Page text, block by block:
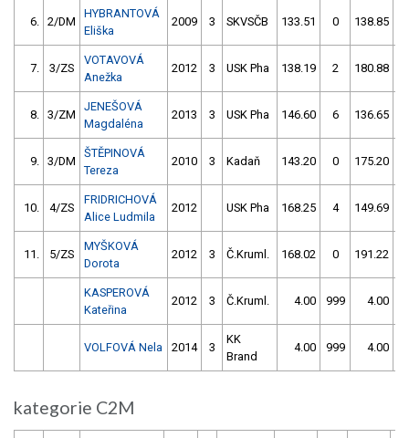
6. 2/DM
HYBRANTOVÁ
Eliška
2009 3 SKVSČB 133.51 0 138.85
7. 3/ZS
VOTAVOVÁ
Anežka
2012 3 USK Pha 138.19 2 180.88
8. 3/ZM
JENEŠOVÁ
Magdaléna
2013 3 USK Pha 146.60 6 136.65
9. 3/DM
ŠTĚPINOVÁ
Tereza
2010 3 Kadaň 143.20 0 175.20
10. 4/ZS
FRIDRICHOVÁ
Alice Ludmila
2012 USK Pha 168.25 4 149.69
11. 5/ZS
MYŠKOVÁ
Dorota
2012 3 Č.Kruml. 168.02 0 191.22
KASPEROVÁ
Kateřina
2012 3 Č.Kruml. 4.00 999 4.00
VOLFOVÁ Nela 2014 3
KK
Brand
4.00 999 4.00
kategorie C2M